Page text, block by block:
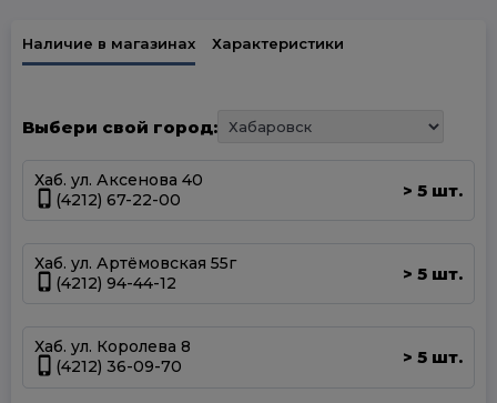
Наличие в магазинах Характеристики
Выбери свой город:
Хаб. ул. Аксенова 40
(4212) 67-22-00
> 5 шт.
Хаб. ул. Артёмовская 55г
(4212) 94-44-12
> 5 шт.
Хаб. ул. Королева 8
(4212) 36-09-70
> 5 шт.